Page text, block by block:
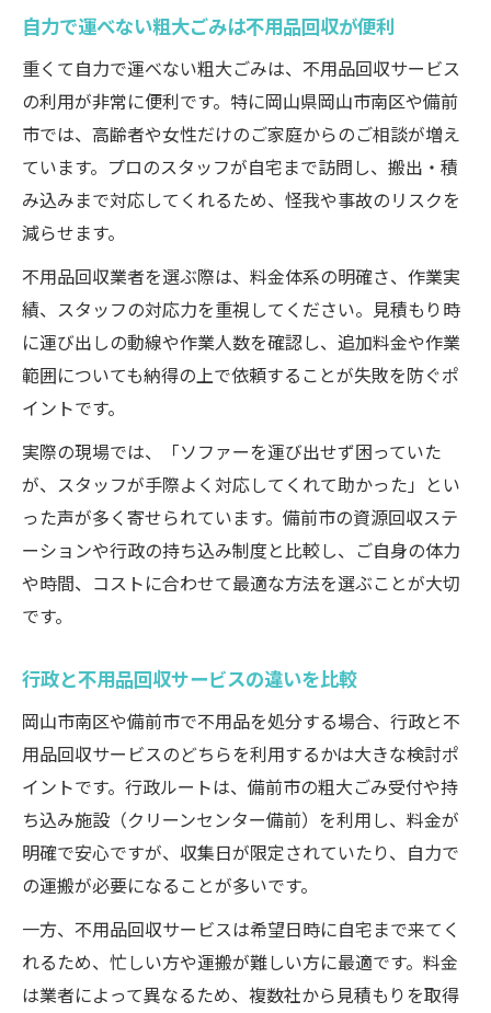
自力で運べない粗大ごみは不用品回収が便利
重くて自力で運べない粗大ごみは、不用品回収サービス
の利用が非常に便利です。特に岡山県岡山市南区や備前
市では、高齢者や女性だけのご家庭からのご相談が増え
ています。プロのスタッフが自宅まで訪問し、搬出・積
み込みまで対応してくれるため、怪我や事故のリスクを
減らせます。
不用品回収業者を選ぶ際は、料金体系の明確さ、作業実
績、スタッフの対応力を重視してください。見積もり時
に運び出しの動線や作業人数を確認し、追加料金や作業
範囲についても納得の上で依頼することが失敗を防ぐポ
イントです。
実際の現場では、「ソファーを運び出せず困っていた
が、スタッフが手際よく対応してくれて助かった」とい
った声が多く寄せられています。備前市の資源回収ステ
ーションや行政の持ち込み制度と比較し、ご自身の体力
や時間、コストに合わせて最適な方法を選ぶことが大切
です。
行政と不用品回収サービスの違いを比較
岡山市南区や備前市で不用品を処分する場合、行政と不
用品回収サービスのどちらを利用するかは大きな検討ポ
イントです。行政ルートは、備前市の粗大ごみ受付や持
ち込み施設（クリーンセンター備前）を利用し、料金が
明確で安心ですが、収集日が限定されていたり、自力で
の運搬が必要になることが多いです。
一方、不用品回収サービスは希望日時に自宅まで来てく
れるため、忙しい方や運搬が難しい方に最適です。料金
は業者によって異なるため、複数社から見積もりを取得